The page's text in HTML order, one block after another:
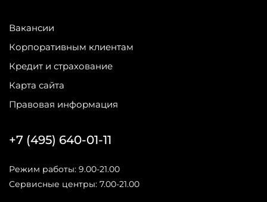
Вакансии
Корпоративным клиентам
Кредит и страхование
Карта сайта
Правовая информация
+7 (495) 640-01-11
Режим работы: 9.00-21.00
Сервисные центры: 7.00-21.00